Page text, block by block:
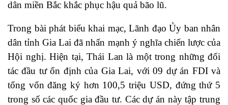
dân miền Bắc khắc phục hậu quả bão lũ.
Trong bài phát biểu khai mạc, Lãnh đạo Ủy ban nhân
dân tỉnh Gia Lai đã nhấn mạnh ý nghĩa chiến lược của
Hội nghị. Hiện tại, Thái Lan là một trong những đối
tác đầu tư ổn định của Gia Lai, với 09 dự án FDI và
tổng vốn đăng ký hơn 100,5 triệu USD, đứng thứ 5
trong số các quốc gia đầu tư. Các dự án này tập trung